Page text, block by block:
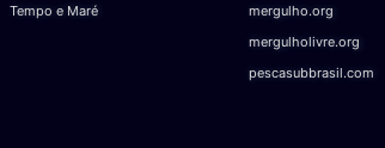
Tempo e Maré
mergulho.org
mergulholivre.org
pescasubbrasil.com